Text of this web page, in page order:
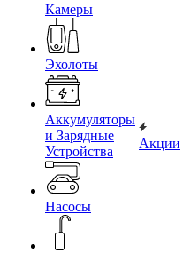
Камеры
Эхолоты
Аккумуляторы
и Зарядные
Устройства
Насосы
Акции